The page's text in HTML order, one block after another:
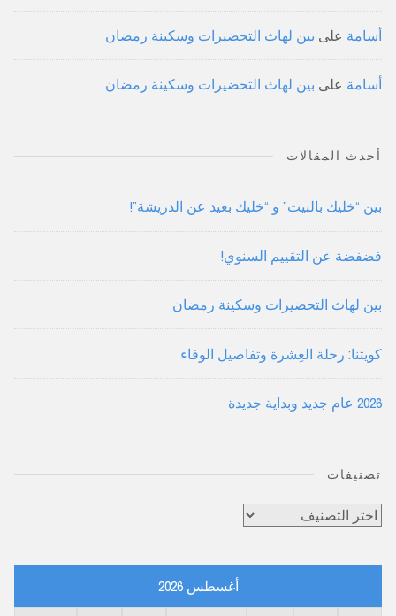
أسامة على بين لهاث التحضيرات وسكينة رمضان
أسامة على بين لهاث التحضيرات وسكينة رمضان
أحدث المقالات
بين “خليك بالبيت” و “خليك بعيد عن الدريشة”!
فضفضة عن التقييم السنوي!
بين لهاث التحضيرات وسكينة رمضان
كويتنا: رحلة العِشرة وتفاصيل الوفاء
2026 عام جديد وبداية جديدة
تصنيفات
تصنيفات
أغسطس 2026